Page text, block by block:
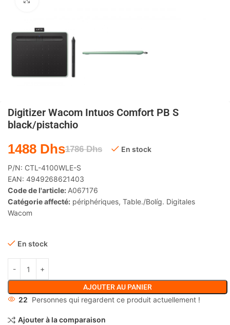
Digitizer Wacom Intuos Comfort PB S
black/pistachio
1786Dhs
1488 Dhs En stock
P/N: CTL-4100WLE-S
EAN: 4949268621403
Code de l'article: A067176
Catégorie affecté: périphériques, Table./Bolíg. Digitales
Wacom
En stock
AJOUTER AU PANIER
22 Personnes qui regardent ce produit actuellement !
Ajouter à la comparaison